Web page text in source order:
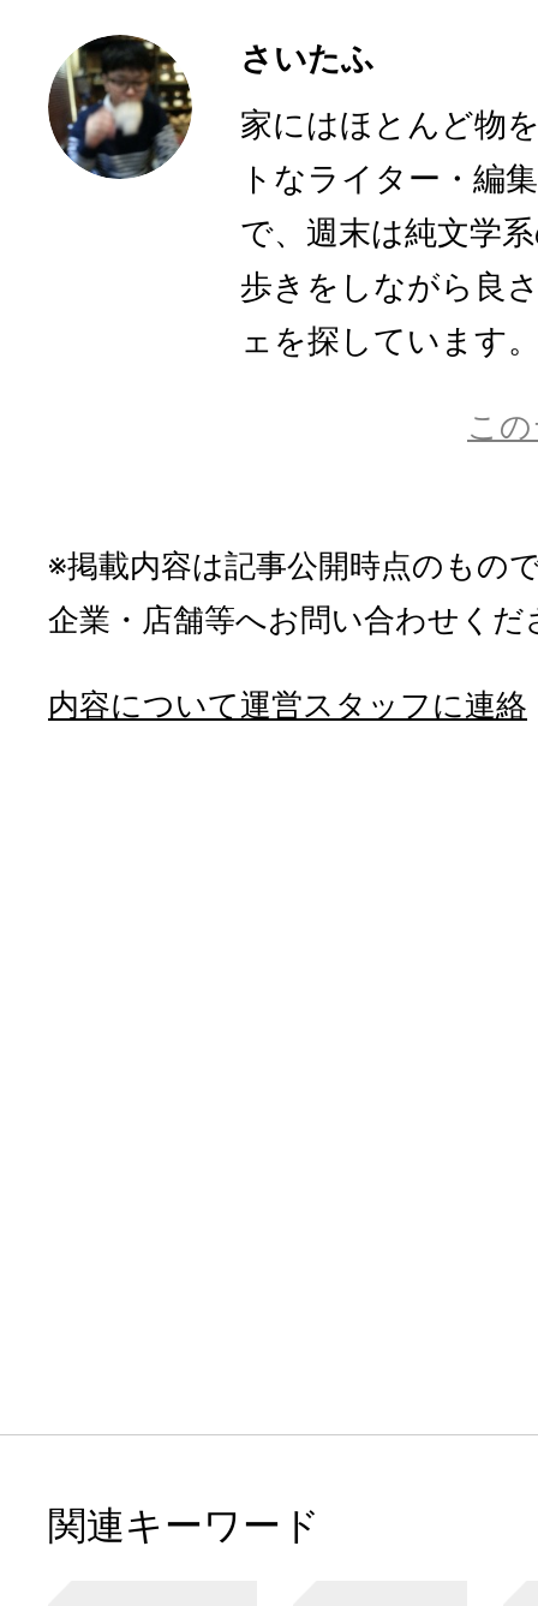
さいたふ
家にはほとんど物
トなライター・編
で、週末は純文学
歩きをしながら良
ェを探しています
こ
※掲載内容は記事公開時点のもの
企業・店舗等へお問い合わせくだ
内容について運営スタッフに連絡
関連キーワード